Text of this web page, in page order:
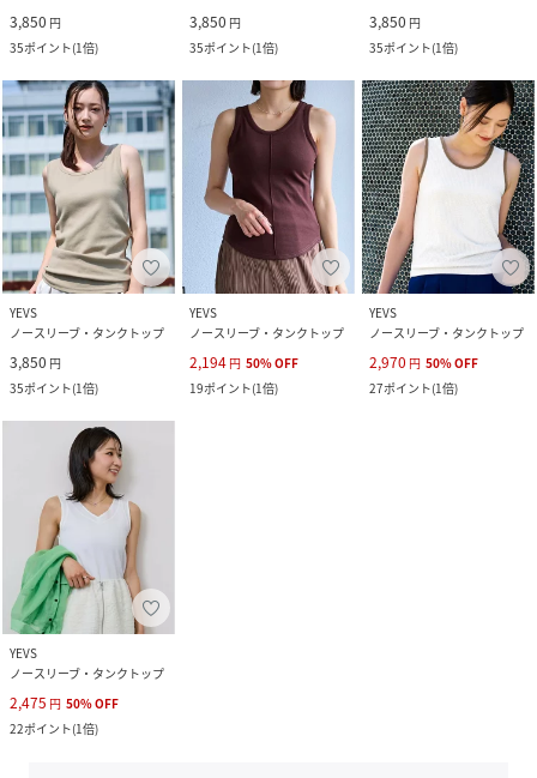
3,850 円
35ポイント(1倍)
3,850 円
35ポイント(1倍)
3,850 円
35ポイント(1倍)
YEVS
ノースリーブ・タンクトップ
3,850 円
35ポイント(1倍)
YEVS
ノースリーブ・タンクトップ
2,194 円 50%OFF
19ポイント(1倍)
YEVS
ノースリーブ・タンクトップ
2,970 円 50%OFF
27ポイント(1倍)
YEVS
ノースリーブ・タンクトップ
2,475 円 50%OFF
22ポイント(1倍)